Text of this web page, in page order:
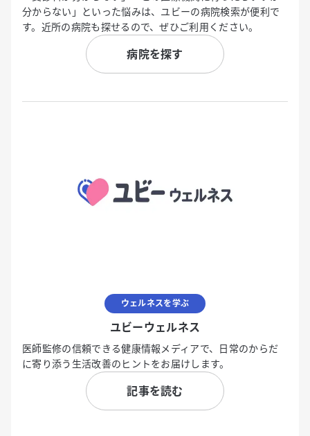
分からない」といった悩みは、ユビーの病院検索が便利で
す。近所の病院も探せるので、ぜひご利用ください。
病院を探す
ウェルネスを学ぶ
ユビーウェルネス
医師監修の信頼できる健康情報メディアで、日常のからだ
に寄り添う生活改善のヒントをお届けします。
記事を読む